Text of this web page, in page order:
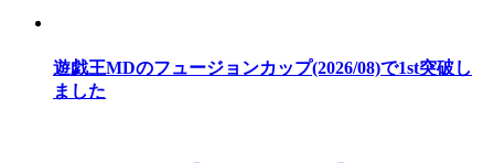
遊戯王MDのフュージョンカップ(2026/08)で1st突破し
ました